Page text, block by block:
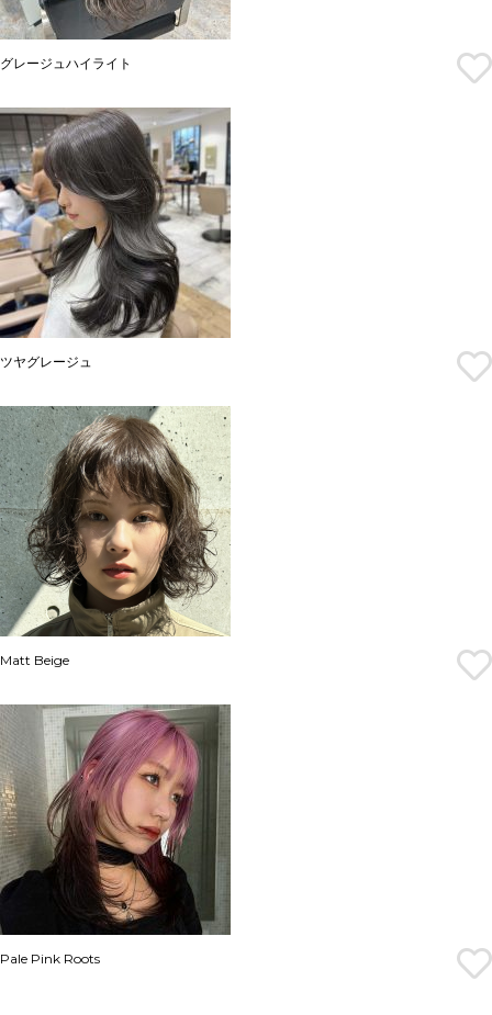
グレージュハイライト
ツヤグレージュ
Matt Beige
Pale Pink Roots